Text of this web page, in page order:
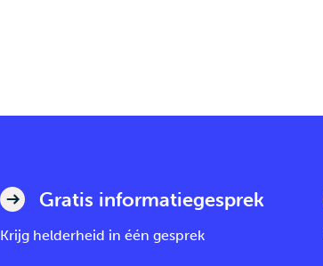
Gratis informatiegesprek
Krijg helderheid in één gesprek